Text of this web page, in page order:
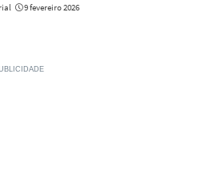
9 fevereiro 2026